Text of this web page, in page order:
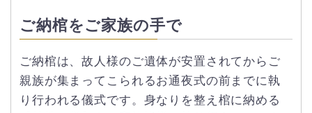
ご納棺をご家族の手で
ご納棺は、故人様のご遺体が安置されてからご
親族が集まってこられるお通夜式の前までに執
り行われる儀式です。身なりを整え棺に納める